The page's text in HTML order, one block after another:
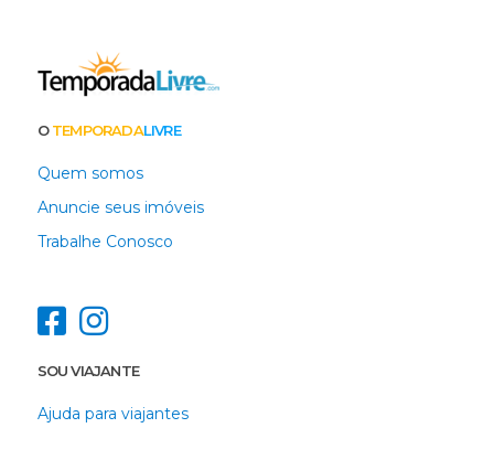
OTEMPORADALIVRE
Quem somos
Anuncie seus imóveis
Trabalhe Conosco
SOU VIAJANTE
Ajuda para viajantes